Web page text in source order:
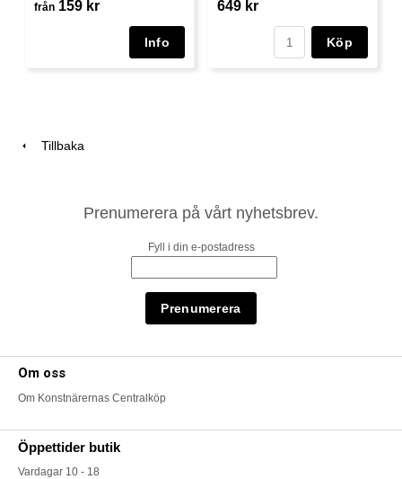
från 159 kr 649 kr
Köp
Tillbaka
Prenumerera på vårt nyhetsbrev.
Fyll i din e-postadress
Om oss
Om Konstnärernas Centralköp
Öppettider butik
Vardagar 10 - 18